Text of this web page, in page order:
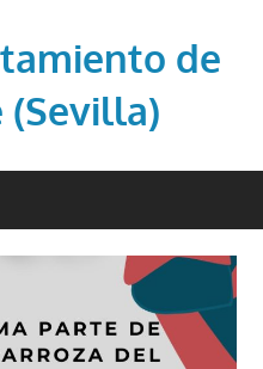
de
(Sevilla)